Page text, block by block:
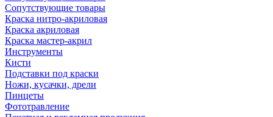
Сопутствующие товары
Краска нитро-акриловая
Краска акриловая
Краска мастер-акрил
Инструменты
Кисти
Подставки под краски
Ножи, кусачки, дрели
Пинцеты
Фототравление